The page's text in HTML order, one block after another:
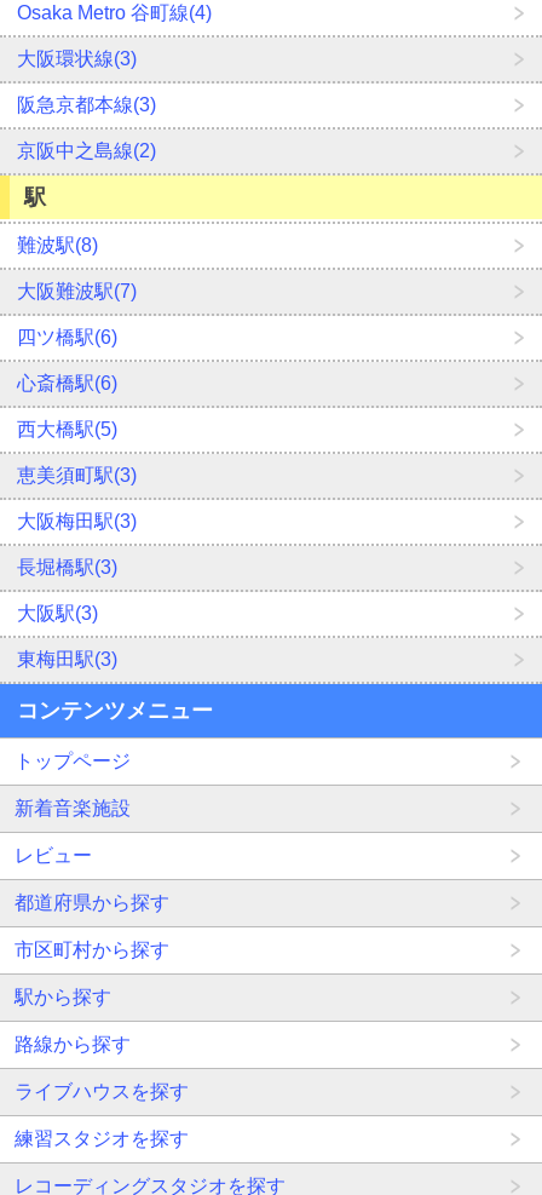
Osaka Metro 谷町線(4)
大阪環状線(3)
阪急京都本線(3)
京阪中之島線(2)
駅
難波駅(8)
大阪難波駅(7)
四ツ橋駅(6)
心斎橋駅(6)
西大橋駅(5)
恵美須町駅(3)
大阪梅田駅(3)
長堀橋駅(3)
大阪駅(3)
東梅田駅(3)
コンテンツメニュー
トップページ
新着音楽施設
レビュー
都道府県から探す
市区町村から探す
駅から探す
路線から探す
ライブハウスを探す
練習スタジオを探す
レコーディングスタジオを探す